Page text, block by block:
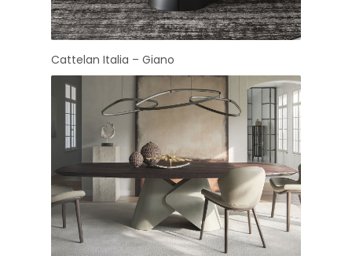
Cattelan Italia – Giano